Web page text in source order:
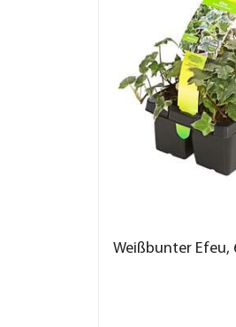
Weißbunter Efeu,